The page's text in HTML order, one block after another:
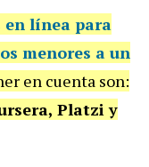
en línea para
menores a un
en cuenta son:
Platzi y